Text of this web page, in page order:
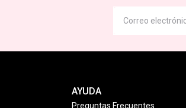
AYUDA
Preguntas Frecuentes